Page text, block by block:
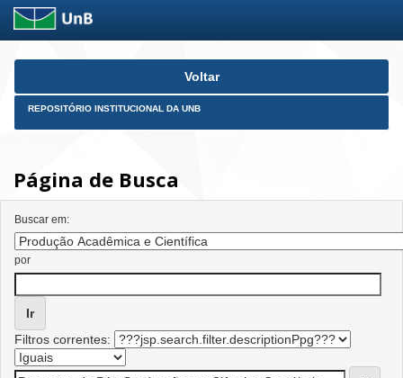
Skip
Voltar
REPOSITÓRIO INSTITUCIONAL DA UNB
Página de Busca
Buscar em:
por
Filtros correntes: